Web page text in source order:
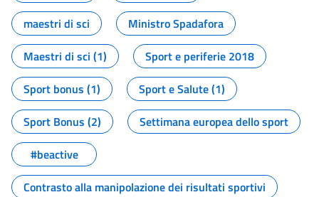
maestri di sci
Ministro Spadafora
Maestri di sci (1)
Sport e periferie 2018
Sport bonus (1)
Sport e Salute (1)
Sport Bonus (2)
Settimana europea dello sport
#beactive
Contrasto alla manipolazione dei risultati sportivi